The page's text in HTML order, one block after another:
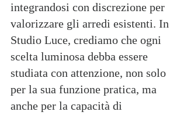
integrandosi con discrezione per
valorizzare gli arredi esistenti. In
Studio Luce, crediamo che ogni
scelta luminosa debba essere
studiata con attenzione, non solo
per la sua funzione pratica, ma
anche per la capacità di